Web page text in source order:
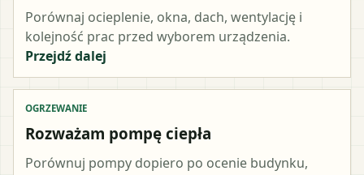
Porównaj ocieplenie, okna, dach, wentylację i
kolejność prac przed wyborem urządzenia.
Przejdź dalej
OGRZEWANIE
Rozważam pompę ciepła
Porównuj pompy dopiero po ocenie budynku,